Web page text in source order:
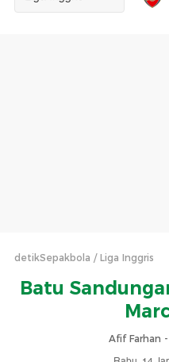
detikSepakbola Liga Inggris
Batu
Afif Farhan -